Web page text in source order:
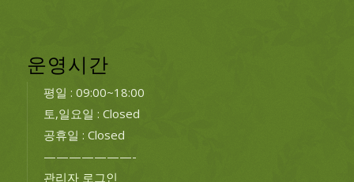
운영시간
평일 : 09:00~18:00
토,일요일 : Closed
공휴일 : Closed
———————-
관리자 로그인